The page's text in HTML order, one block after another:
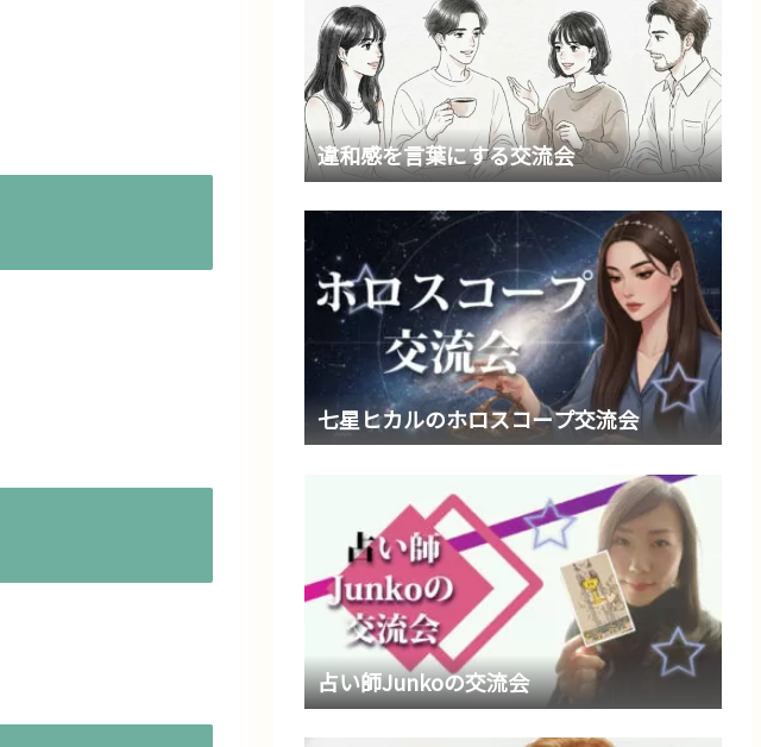
違和感を言葉にする交流会
七星ヒカルのホロスコープ交流会
占い師Junkoの交流会